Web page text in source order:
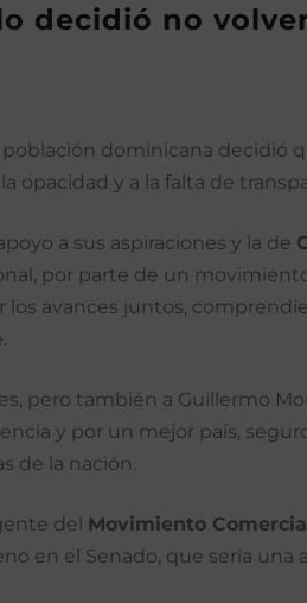
decidió no
dominicana decidió
opacidad y a la falta de
a sus aspiraciones y la de
por parte de un
avances juntos,
pero también a Guillermo
y por un mejor país,
de la nación.
del Movimiento
en el Senado, que sería